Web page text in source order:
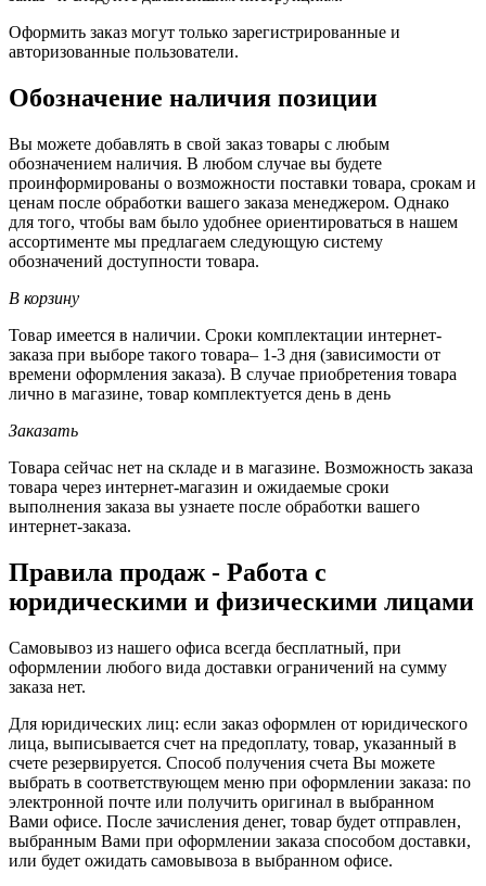
Оформить заказ могут только зарегистрированные и
авторизованные пользователи.
Обозначение наличия позиции
Вы можете добавлять в свой заказ товары с любым
обозначением наличия. В любом случае вы будете
проинформированы о возможности поставки товара, срокам и
ценам после обработки вашего заказа менеджером. Однако
для того, чтобы вам было удобнее ориентироваться в нашем
ассортименте мы предлагаем следующую систему
обозначений доступности товара.
В корзину
Товар имеется в наличии. Сроки комплектации интернет-
заказа при выборе такого товара– 1-3 дня (зависимости от
времени оформления заказа). В случае приобретения товара
лично в магазине, товар комплектуется день в день
Заказать
Товара сейчас нет на складе и в магазине. Возможность заказа
товара через интернет-магазин и ожидаемые сроки
выполнения заказа вы узнаете после обработки вашего
интернет-заказа.
Правила продаж - Работа с
юридическими и физическими лицами
Самовывоз из нашего офиса всегда бесплатный, при
оформлении любого вида доставки ограничений на сумму
заказа нет.
Для юридических лиц: если заказ оформлен от юридического
лица, выписывается счет на предоплату, товар, указанный в
счете резервируется. Способ получения счета Вы можете
выбрать в соответствующем меню при оформлении заказа: по
электронной почте или получить оригинал в выбранном
Вами офисе. После зачисления денег, товар будет отправлен,
выбранным Вами при оформлении заказа способом доставки,
или будет ожидать самовывоза в выбранном офисе.